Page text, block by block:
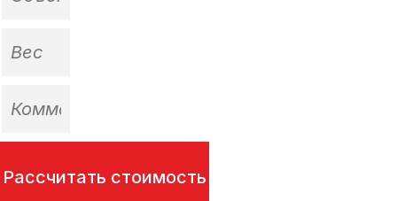
Рассчитать стоимость